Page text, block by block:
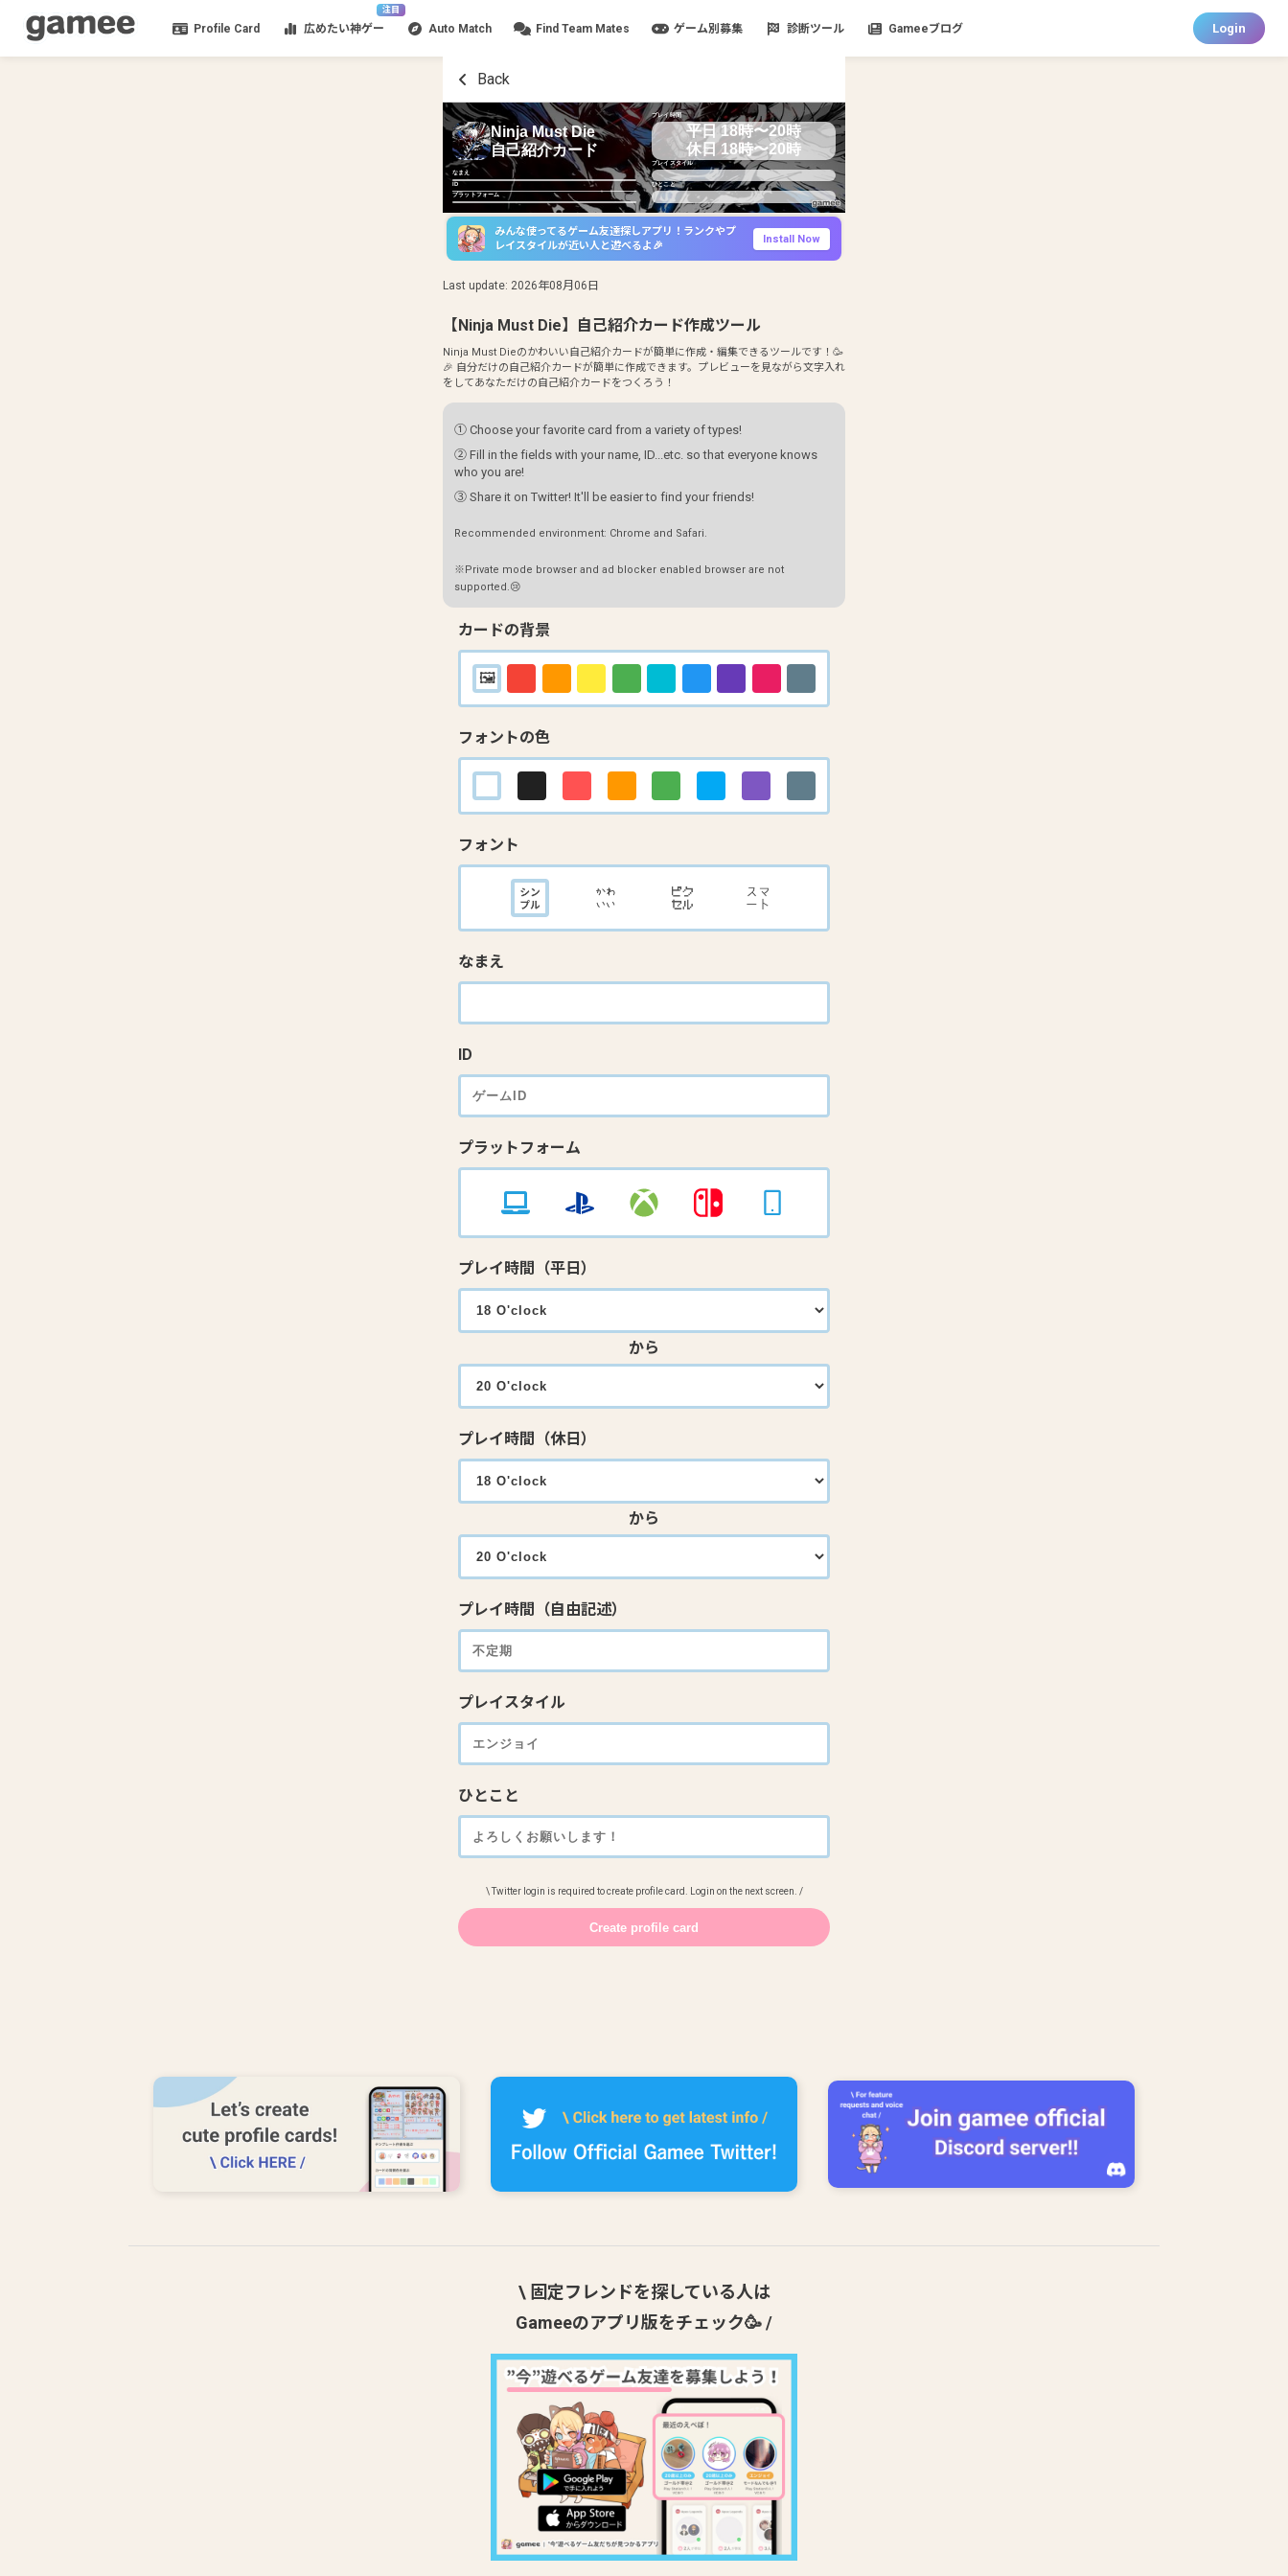
Profile Card
注目
広めたい神ゲー Auto Match Find Team Mates ゲーム別募集 診断ツール Gameeブログ Login
Back
Ninja Must Die
自己紹介カード
なまえ
ID
プラットフォーム
プレイ時間
平日 18時〜20時
休日 18時〜20時
プレイスタイル
ひとこと
みんな使ってるゲーム友達探しアプリ！ランクやプ
レイスタイルが近い人と遊べるよ🎉
Install Now
Last update: 2026年08月06日
【Ninja Must Die】自己紹介カード作成ツール
Ninja Must Dieのかわいい自己紹介カードが簡単に作成・編集できるツールです！🥳
🎉 自分だけの自己紹介カードが簡単に作成できます。プレビューを見ながら文字入れ
をしてあなただけの自己紹介カードをつくろう！
① Choose your favorite card from a variety of types!
② Fill in the fields with your name, ID...etc. so that everyone knows
who you are!
③ Share it on Twitter! It'll be easier to find your friends!
Recommended environment: Chrome and Safari.
※Private mode browser and ad blocker enabled browser are not
supported.😢
カードの背景
フォントの色
フォント
なまえ
ID
プラットフォーム
プレイ時間（平日）
から
プレイ時間（休日）
から
プレイ時間（自由記述）
プレイスタイル
ひとこと
\ Twitter login is required to create profile card. Login on the next screen. /
\ 固定フレンドを探している人は
Gameeのアプリ版をチェック🥳 /